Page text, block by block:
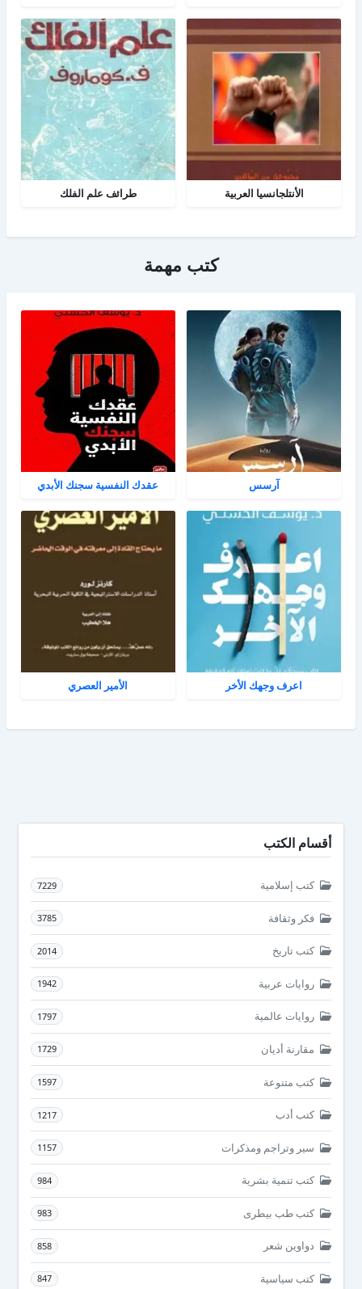
الأنتلجانسيا العربية طرائف علم الفلك
كتب مهمة
آرسس عقدك النفسية سجنك الأبدي
اعرف وجهك الأخر الأمير العصري
أقسام الكتب
كتب إسلامية 7229
فكر وثقافة 3785
كتب تاريخ 2014
روايات عربية 1942
روايات عالمية 1797
مقارنة أديان 1729
كتب متنوعة 1597
كتب أدب 1217
سير وتراجم ومذكرات 1157
كتب تنمية بشرية 984
كتب طب بيطرى 983
دواوين شعر 858
كتب سياسية 847